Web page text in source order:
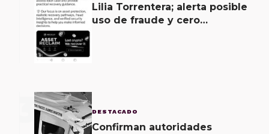
Lilia Torrentera; alerta posible
uso de fraude y cero
3 DESTACADO
Confirman autoridades